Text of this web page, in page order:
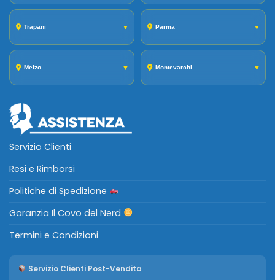
Trapani ▼ Parma ▼
Melzo ▼ Montevarchi ▼
Servizio Clienti
Resi e Rimborsi
Politiche di Spedizione
Garanzia Il Covo del Nerd
Termini e Condizioni
Servizio Clienti Post-Vendita